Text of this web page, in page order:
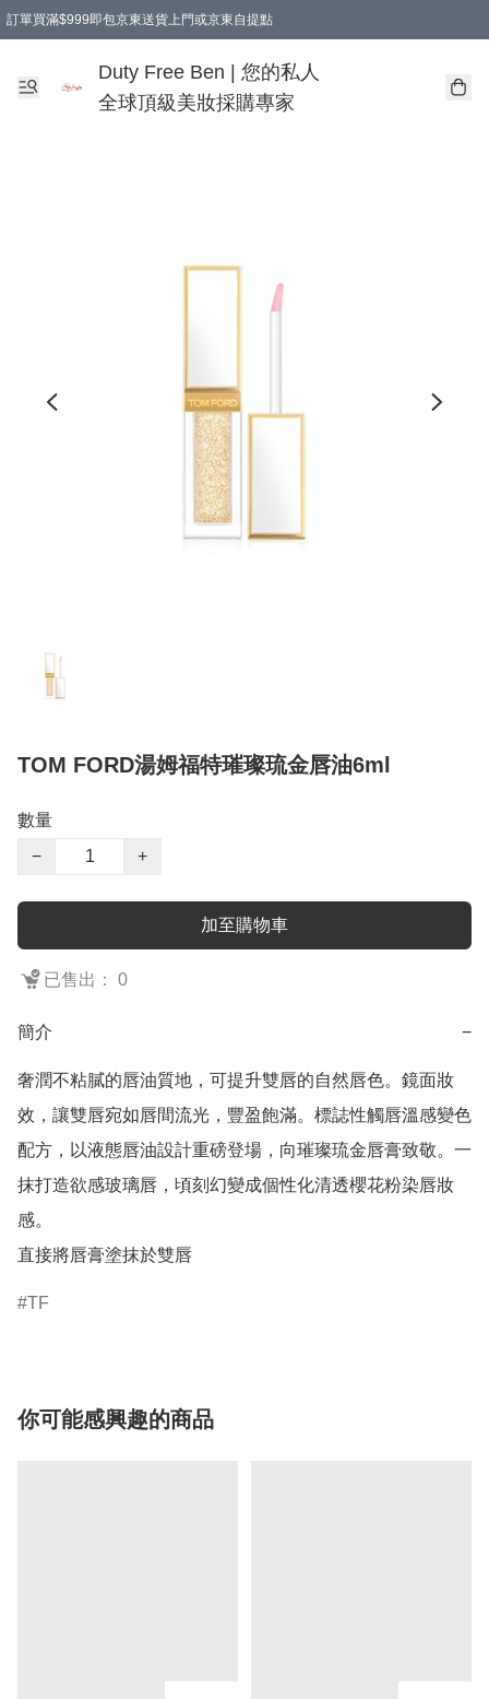
訂單買滿$999即包京東送貨上門或京東自提點
Duty Free Ben | 您的私人
全球頂級美妝採購專家
TOM FORD湯姆福特璀璨琉金唇油6ml
數量
−
+
加至購物車
已售出： 0
簡介 −
奢潤不粘膩的唇油質地，可提升雙唇的自然唇色。鏡面妝
效，讓雙唇宛如唇間流光，豐盈飽滿。標誌性觸唇溫感變色
配方，以液態唇油設計重磅登場，向璀璨琉金唇膏致敬。一
抹打造欲感玻璃唇，頃刻幻變成個性化清透櫻花粉染唇妝
感。
直接將唇膏塗抹於雙唇
TF
你可能感興趣的商品